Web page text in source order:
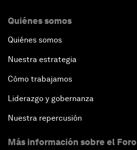
Quiénes somos
Quiénes somos
Nuestra estrategia
Cómo trabajamos
Liderazgo y gobernanza
Nuestra repercusión
Más información sobre el Foro